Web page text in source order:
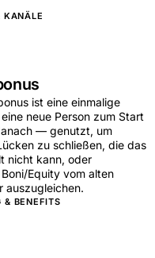
KANÄLE
ist eine einmalige
neue Person zum Start
— genutzt, um
zu schließen, die das
nicht kann, oder
Equity vom alten
auszugleichen.
& BENEFITS